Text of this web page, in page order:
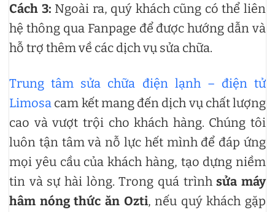
Cách 3: Ngoài ra, quý khách cũng có thể liên
hệ thông qua Fanpage để được hướng dẫn và
hỗ trợ thêm về các dịch vụ sửa chữa.
Trung tâm sửa chữa điện lạnh – điện tử
Limosa cam kết mang đến dịch vụ chất lượng
cao và vượt trội cho khách hàng. Chúng tôi
luôn tận tâm và nỗ lực hết mình để đáp ứng
mọi yêu cầu của khách hàng, tạo dựng niềm
tin và sự hài lòng. Trong quá trìnhsửa máy
hâm nóng thức ăn Ozti, nếu quý khách gặp